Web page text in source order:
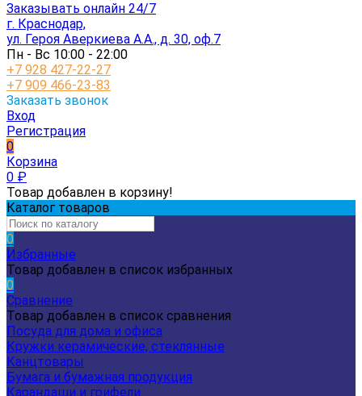
Заказывать онлайн 24/7
г. Краснодар,
ул. Героя Аверкиева А.А., д. 30, оф.7
Пн - Вс 10:00 - 22:00
+7 928 427-22-27
+7 909 466-23-83
Заказать звонок
Вход
Регистрация
0
Корзина
0 ₽
Товар добавлен в корзину!
Каталог товаров
0
Избранные
Товар добавлен в список избранных
0
Сравнение
Товар добавлен в список сравнения
Посуда для дома и офиса
Кружки керамические, стеклянные
Канцтовары
Бумага и бумажная продукция
Карандаши и грифели